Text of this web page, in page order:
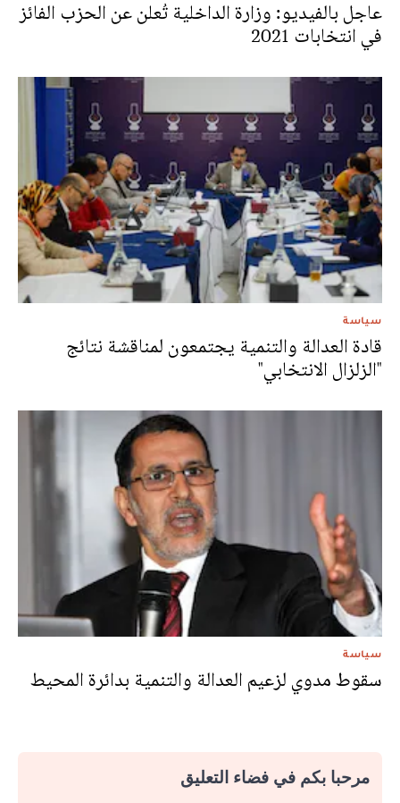
عاجل بالفيديو: وزارة الداخلية تُعلن عن الحزب الفائز
في انتخابات 2021
سياسة
قادة العدالة والتنمية يجتمعون لمناقشة نتائج
"الزلزال الانتخابي"
سياسة
سقوط مدوي لزعيم العدالة والتنمية بدائرة المحيط
مرحبا بكم في فضاء التعليق